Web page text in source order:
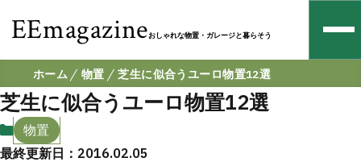
EEmagazineおしゃれな物置・ガレージと暮らそう
ホーム 物置 芝生に似合うユーロ物置12選
芝生に似合うユーロ物置12選
物置
最終更新日：2016.02.05